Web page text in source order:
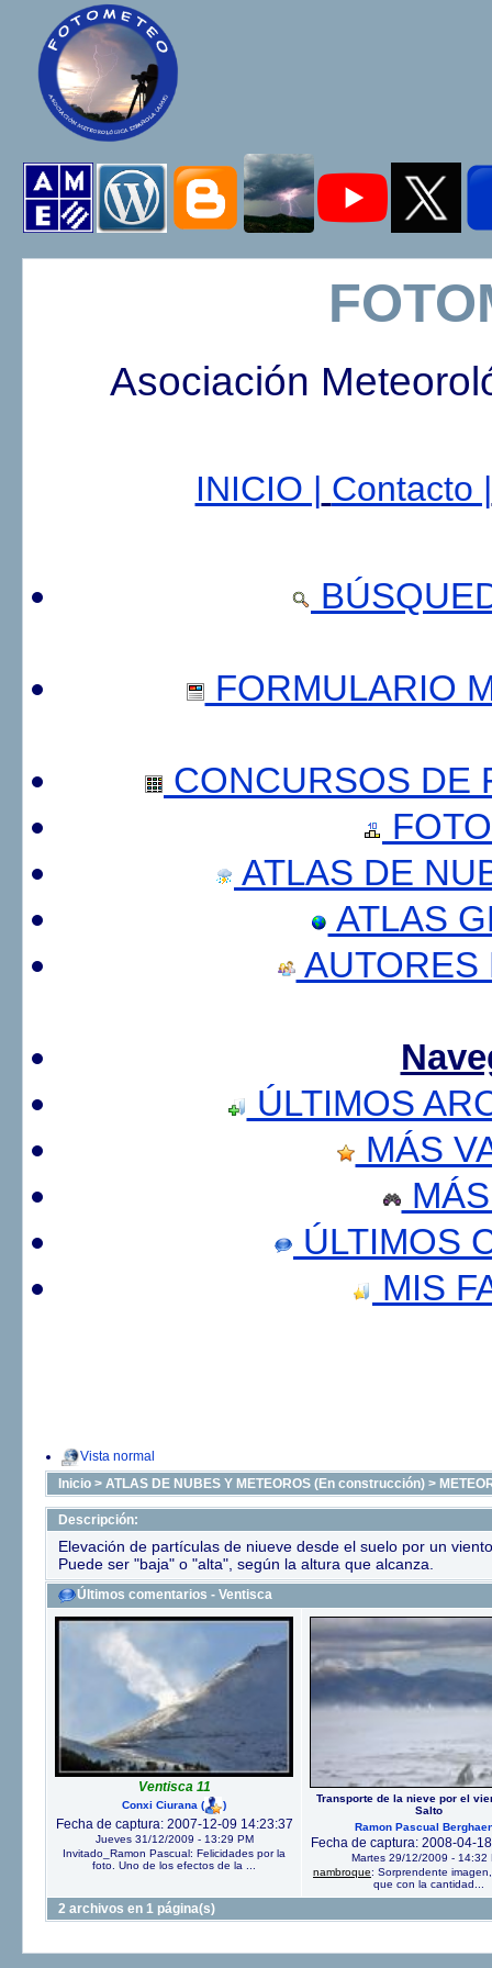
Asociación
INICIO | Contacto |
FORMULARIO
CONCURSOS DE
ATLAS DE
ATLAS
AUTORES
ÚLTIMOS
MÁS
ÚLTIMOS
MIS
Vista normal
Inicio > ATLAS DE NUBES Y METEOROS (En construcción) >
Descripción:
Elevación de partículas de niueve desde el suelo por un
Puede ser "baja" o "alta", según la altura que alcanza.
Últimos comentarios - Ventisca
Ventisca 11
Conxi Ciurana ( )
Fecha de captura: 2007-12-09 14:23:37
Jueves 31/12/2009 - 13:29 PM
Invitado_Ramon Pascual: Felicidades por la
foto. Uno de los efectos de la ...
Transporte de la nieve por el
Salto
Ramon Pascual
Fecha de captura: 2008-04-
Martes 29/12/2009 - 14:32
nambroque: Sorprendente
que con la cantidad...
2 archivos en 1 página(s)